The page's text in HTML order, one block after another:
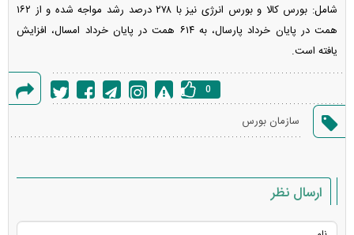
شامل: بورس کالا و بورس انرژی نیز با ۲۷۸ درصد رشد مواجه شده و از ۱۶۲
همت در پایان خرداد پارسال، به ۶۱۴ همت در پایان خرداد امسال، افزایش
یافته است.
خطا
0
سازمان بورس
ارسال نظر